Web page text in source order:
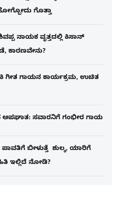
ಗೊತ್ತಾ
ನಾಯಕ ವೃತ್ತದಲ್ಲಿ ಕಿಸಾನ್
ಕಾರಣವೇನು?
ಗೀತ ಗಾಯನ ಕಾರ್ಯಕ್ರಮ, ಉಚಿತ
ಅಪಘಾತ: ಸವಾರನಿಗೆ ಗಂಭೀರ ಗಾಯ
ಪಾವತಿಗೆ ಬೀಳುತ್ತೆ ಶುಲ್ಕ, ಯಾರಿಗೆ
ಇಲ್ಲಿದೆ ನೋಡಿ?